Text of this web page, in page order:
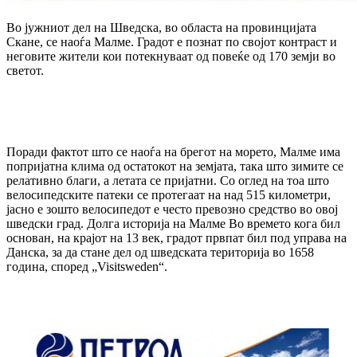
Во јужниот дел на Шведска, во областа на провинцијата
Скане, се наоѓа Малме. Градот е познат по својот контраст и
неговите жители кои потекнуваат од повеќе од 170 земји во
светот.
Поради фактот што се наоѓа на брегот на морето, Малме има
попријатна клима од остатокот на земјата, така што зимите се
релативно благи, а летата се пријатни. Со оглед на тоа што
велосипедските патеки се протегаат на над 515 километри,
јасно е зошто велосипедот е често превозно средство во овој
шведски град. Долга историја на Малме Во времето кога бил
основан, на крајот на 13 век, градот првпат бил под управа на
Данска, за да стане дел од шведската територија во 1658
година, според „Visitsweden“.